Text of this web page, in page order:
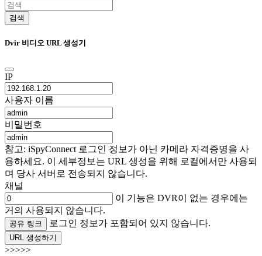
검색
Dvir 비디오 URL 생성기
IP
사용자 이름
비밀번호
참고: iSpyConnect 로그인 정보가 아닌 카메라 자격증명을 사
용하세요. 이 세부정보는 URL 생성을 위해 로컬에서만 사용되
며 당사 서버로 전송되지 않습니다.
채널
이 기능은 DVR이 없는 경우에는
거의 사용되지 않습니다.
공유 링크 로그인 정보가 포함되어 있지 않습니다.
URL 생성하기
>>>>>